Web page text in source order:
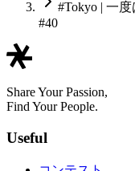
#Tokyo | 一
#40
Share Your Passion,
Find Your People.
Useful